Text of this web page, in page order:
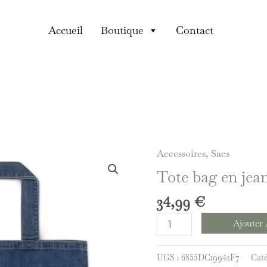
Accueil Boutique Contact
Accessoires, Sacs
Tote bag en
34,99 €
quantité
de
bag
jean
écologique
Ajouter
UGS : 6855DC19942F7